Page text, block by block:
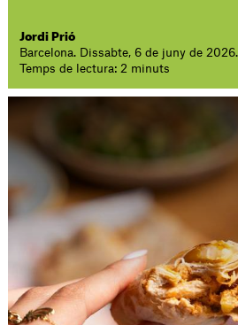
Jordi Prió
Barcelona. Dissabte, 6 de juny de
Temps de lectura: 2 minuts